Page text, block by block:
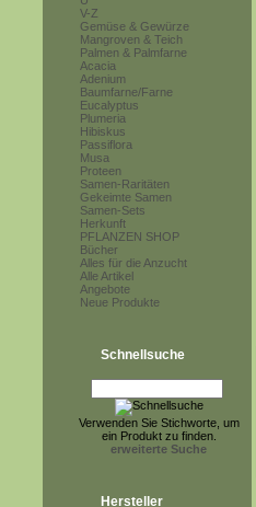
V-Z
Gemüse & Gewürze
Mangroven & Teich
Palmen & Palmfarne
Acacia
Adenium
Baumfarne/Farne
Eucalyptus
Plumeria
Hibiskus
Passiflora
Musa
Proteen
Samen-Raritäten
Gekeimte Samen
Samen-Sets
Herkunft
PFLANZEN SHOP
Bücher
Alles für die Anzucht
Alle Artikel
Angebote
Neue Produkte
Schnellsuche
Verwenden Sie Stichworte, um
ein Produkt zu finden.
erweiterte Suche
Hersteller